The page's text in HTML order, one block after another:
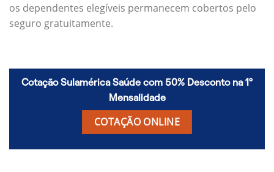
os dependentes elegíveis permanecem cobertos pelo
seguro gratuitamente.
Cotação Sulamérica Saúde com 50% Desconto na 1º
Mensalidade
COTAÇÃO ONLINE